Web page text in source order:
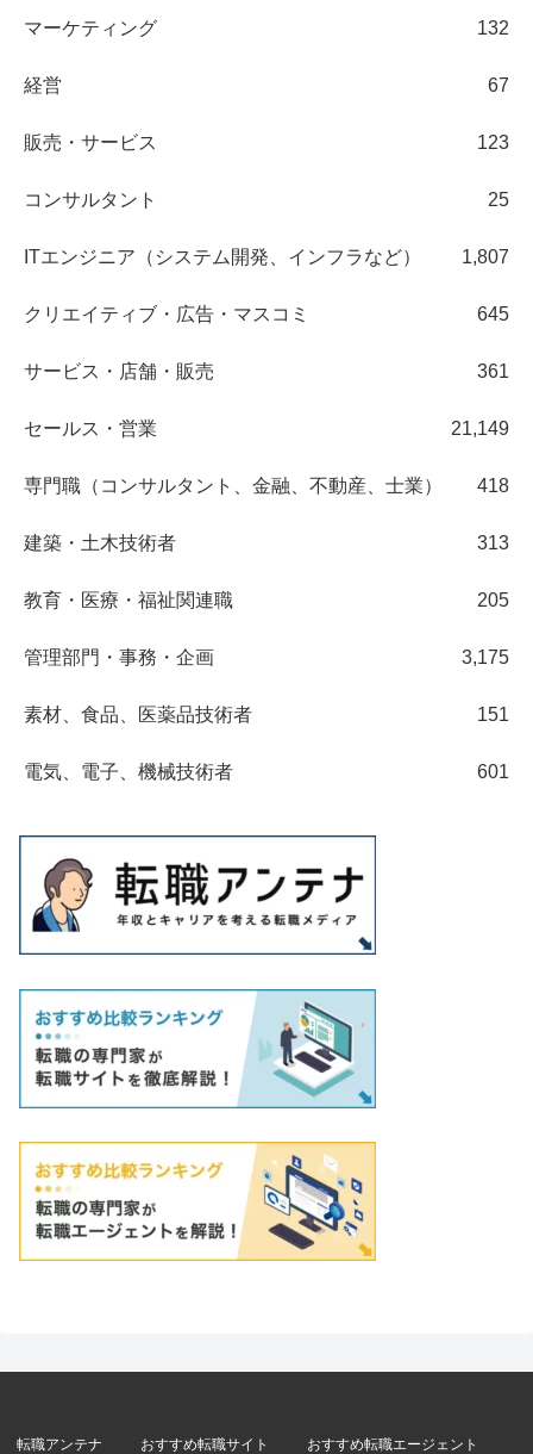
マーケティング 132
経営 67
販売・サービス 123
コンサルタント 25
ITエンジニア（システム開発、インフラなど） 1,807
クリエイティブ・広告・マスコミ 645
サービス・店舗・販売 361
セールス・営業 21,149
専門職（コンサルタント、金融、不動産、士業） 418
建築・土木技術者 313
教育・医療・福祉関連職 205
管理部門・事務・企画 3,175
素材、食品、医薬品技術者 151
電気、電子、機械技術者 601
転職アンテナ おすすめ転職サイト おすすめ転職エージェント